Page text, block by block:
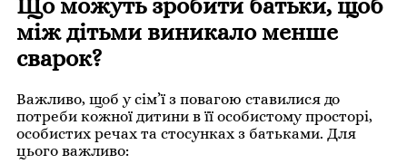
Що можуть зробити батьки, щоб
між дітьми виникало менше
сварок?
Важливо, щоб у сім’ї з повагою ставилися до
потреби кожної дитини в її особистому просторі,
особистих речах та стосунках з батьками. Для
цього важливо: